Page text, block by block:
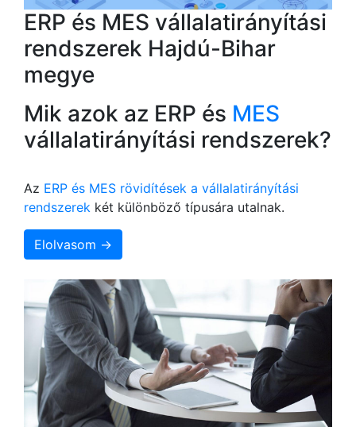
ERP és MES vállalatirányítási
rendszerek Hajdú-Bihar
megye
Mik azok az ERP és MES
vállalatirányítási rendszerek?
Az ERP és MES rövidítések a vállalatirányítási
rendszerek két különböző típusára utalnak.
Elolvasom →